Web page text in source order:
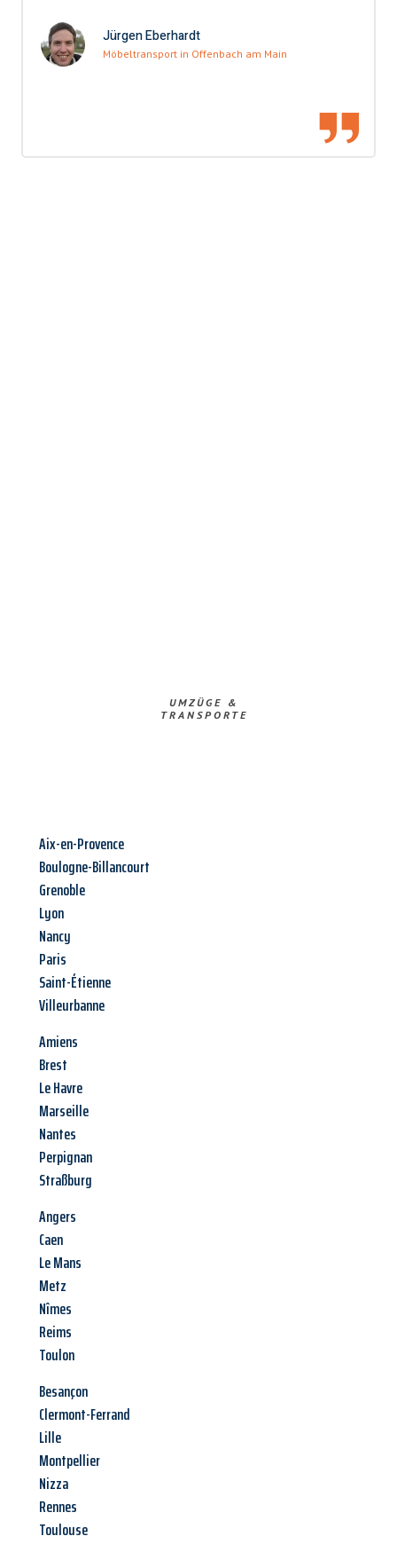
Jürgen Eberhardt
Möbeltransport in Offenbach am Main
UMZÜGE &
TRANSPORTE
Aix-en-Provence
Boulogne-Billancourt
Grenoble
Lyon
Nancy
Paris
Saint-Étienne
Villeurbanne
Amiens
Brest
Le Havre
Marseille
Nantes
Perpignan
Straßburg
Angers
Caen
Le Mans
Metz
Nîmes
Reims
Toulon
Besançon
Clermont-Ferrand
Lille
Montpellier
Nizza
Rennes
Toulouse